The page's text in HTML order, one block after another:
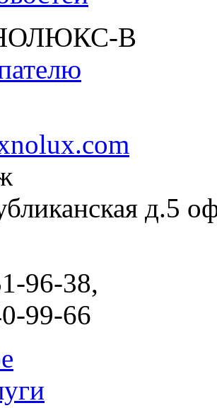
В
д.5
96-38,
99-66